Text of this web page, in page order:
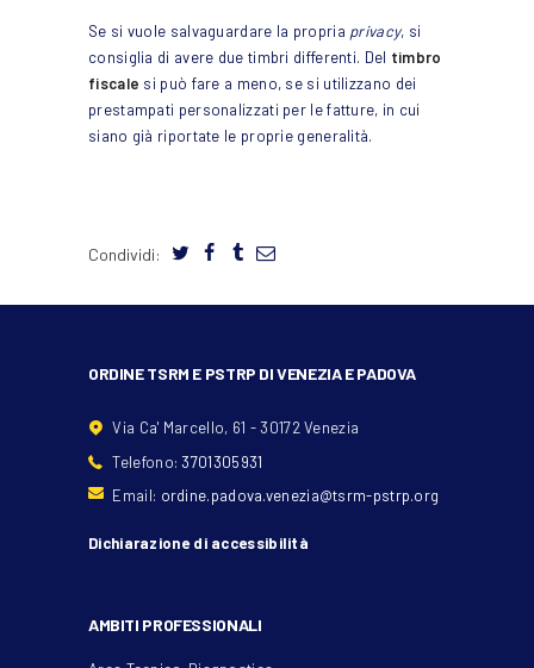
Se si vuole salvaguardare la propria privacy, si
consiglia di avere due timbri differenti. Del timbro
fiscale si può fare a meno, se si utilizzano dei
prestampati personalizzati per le fatture, in cui
siano già riportate le proprie generalità.
Condividi:
ORDINE TSRM E PSTRP DI VENEZIA E PADOVA
Via Ca' Marcello, 61 - 30172 Venezia
Telefono:3701305931
Email: ordine.padova.venezia@tsrm-pstrp.org
Dichiarazione di accessibilità
AMBITI PROFESSIONALI